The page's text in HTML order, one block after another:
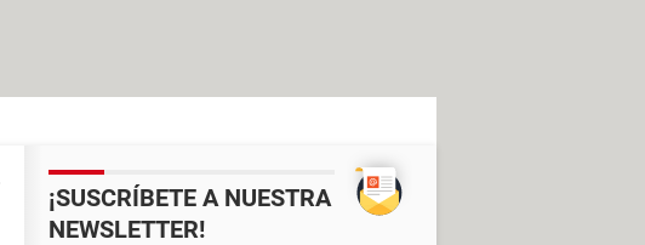
¡SUSCRÍBETE A NUESTRA
NEWSLETTER!